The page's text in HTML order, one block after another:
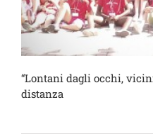
“Lontani dagli occhi,
distanza